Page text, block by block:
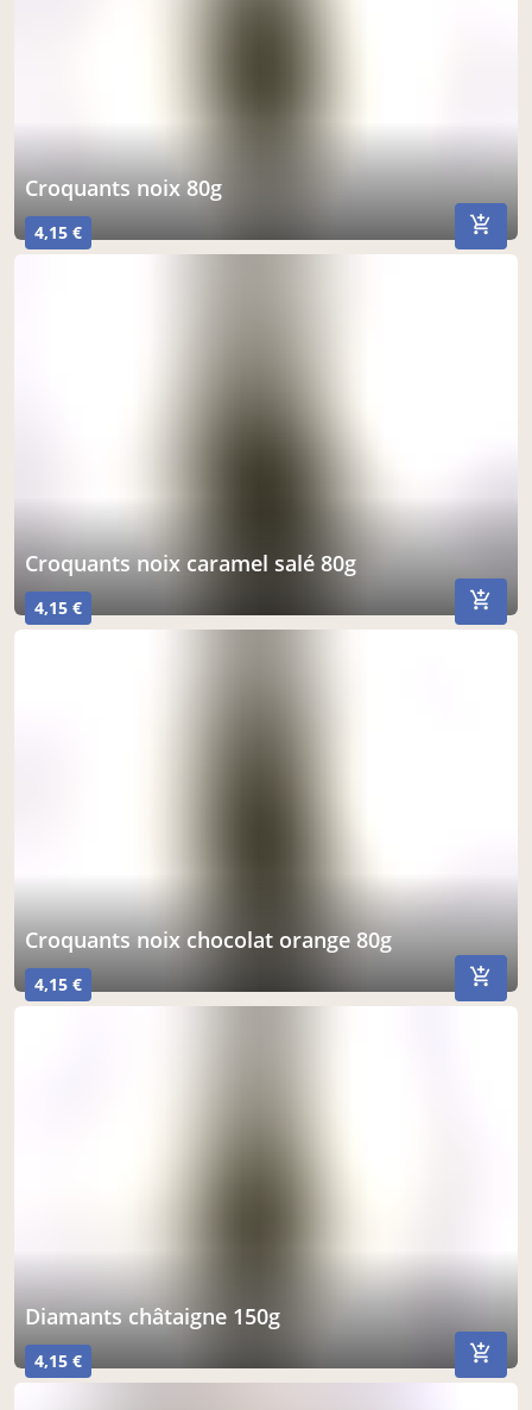
croquants noix 80g
4,15 €
croquants noix caramel salé 80g
4,15 €
croquants noix chocolat orange 80g
4,15 €
diamants châtaigne 150g
4,15 €